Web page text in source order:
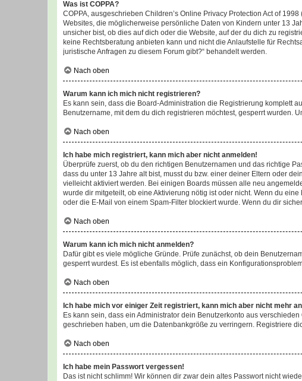
Was ist COPPA?
COPPA, ausgeschrieben Children’s Online Privacy Protection Act of
Websites, die möglicherweise persönliche Daten von Kindern unter 13
unsicher bist, ob dies auf dich oder die Website, auf der du dich zu
keine Rechtsberatung anbieten kann und nicht die Anlaufstelle für
juristische Anfragen zu diesem Forum gibt?“ behandelt werden.
Nach oben
Warum kann ich mich nicht registrieren?
Es kann sein, dass die Board-Administration die Registrierung komplett
Benutzername, mit dem du dich registrieren möchtest, gesperrt wurden.
Nach oben
Ich habe mich registriert, kann mich aber nicht anmelden!
Überprüfe zuerst, ob du den richtigen Benutzernamen und das richtige
dass du unter 13 Jahre alt bist, musst du bzw. einer deiner Eltern oder
vielleicht aktiviert werden. Bei einigen Boards müssen alle neu
wurde dir mitgeteilt, ob eine Aktivierung nötig ist oder nicht. Wenn du
oder die E-Mail von einem Spam-Filter blockiert wurde. Wenn du dir
Nach oben
Warum kann ich mich nicht anmelden?
Dafür gibt es viele mögliche Gründe. Prüfe zunächst, ob dein
gesperrt wurdest. Es ist ebenfalls möglich, dass ein
Nach oben
Ich habe mich vor einiger Zeit registriert, kann mich aber nicht mehr
Es kann sein, dass ein Administrator dein Benutzerkonto aus
geschrieben haben, um die Datenbankgröße zu verringern. Registriere
Nach oben
Ich habe mein Passwort vergessen!
Das ist nicht schlimm! Wir können dir zwar dein altes Passwort nicht